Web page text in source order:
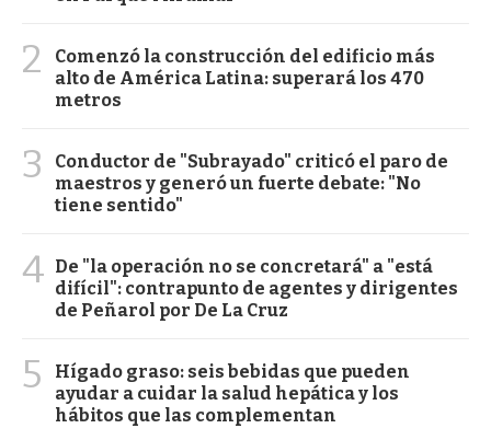
2
Comenzó la construcción del edificio más
alto de América Latina: superará los 470
metros
3
Conductor de "Subrayado" criticó el paro de
maestros y generó un fuerte debate: "No
tiene sentido"
4 De "la operación no se concretará" a "está
difícil": contrapunto de agentes y dirigentes
de Peñarol por De La Cruz
5
Hígado graso: seis bebidas que pueden
ayudar a cuidar la salud hepática y los
hábitos que las complementan